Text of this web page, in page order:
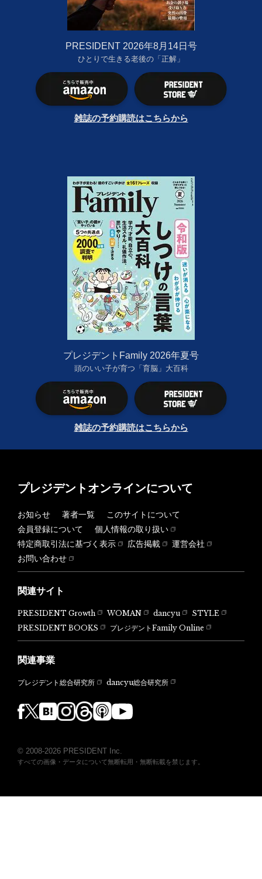
PRESIDENT 2026年8月14日号
ひとりで生きる老後の「正解」
雑誌の予約購読はこちらから
プレジデントFamily 2026年夏号
頭のいい子が育つ「育脳」大百科
雑誌の予約購読はこちらから
プレジデントオンラインについて
お知らせ 著者一覧
このサイトについて
会員登録について
個人情報の取り扱い
特定商取引法に基づく表示
広告掲載
運営会社
お問い合わせ
関連サイト
PRESIDENT Growth WOMAN dancyu
STYLE
PRESIDENT BOOKS
プレジデントFamily Online
関連事業
プレジデント総合研究所 dancyu総合研究所
© 2008-2026 PRESIDENT Inc.
すべての画像・データについて無断転用・無断転載を禁じます。